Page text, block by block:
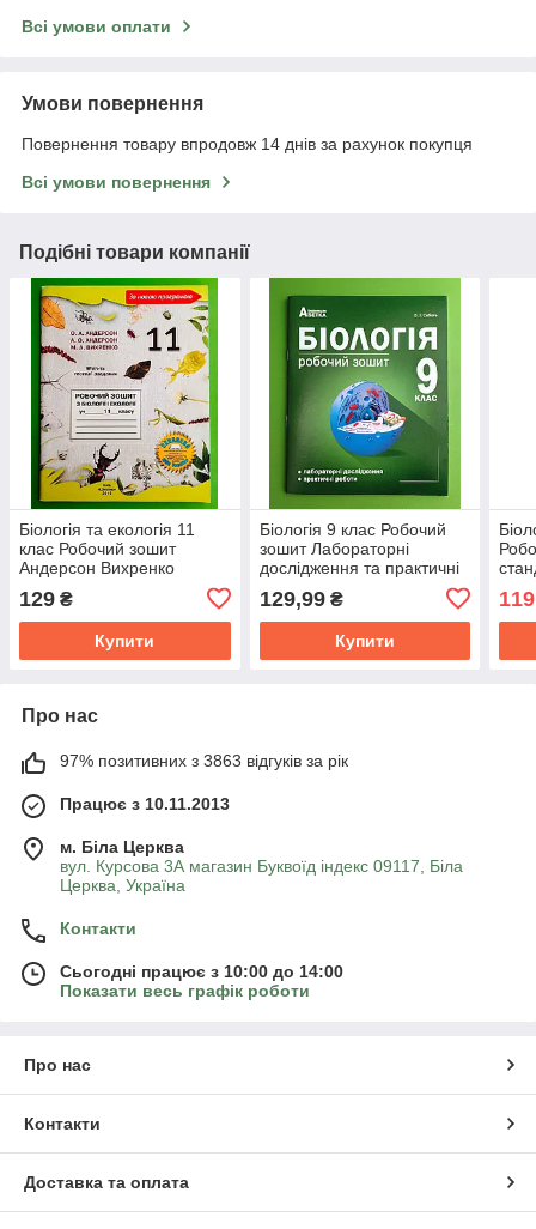
Всі умови оплати
Умови повернення
Повернення товару впродовж 14 днів за рахунок покупця
Всі умови повернення
Подібні товари компанії
Біологія та екологія 11
клас Робочий зошит
Андерсон Вихренко
129 ₴
Купити
Біологія 9 клас Робочий
зошит Лабораторні
дослідження та практичні
129,99₴
Купити
Про нас
97% позитивних з 3863 відгуків за рік
Працює з 10.11.2013
м. Біла Церква
вул. Курсова 3А магазин Буквоїд індекс 09117, Біла
Церква, Україна
Контакти
Сьогодні працює з 10:00 до 14:00
Показати весь графік роботи
Про нас
Контакти
Доставка та оплата